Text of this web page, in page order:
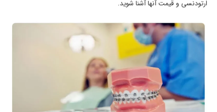
ارتودنسی و قیمت آنها آشنا شوید.